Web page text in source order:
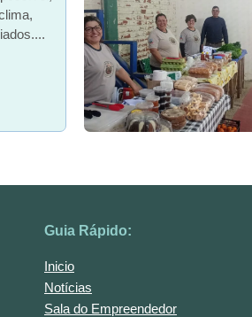
Guia Rápido:
Inicio
Notícias
Sala do Empreendedor